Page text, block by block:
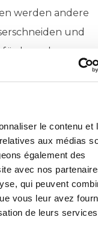
le contenu et
aux médias
également des
avec nos
qui peuvent
vous leur avez
de leurs
werden andere
und
komplexe
Die Verwendung
Stanzen
mit der
der
Diese